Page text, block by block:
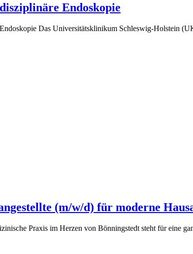
Endoskopie
Das Universitätsklinikum Schleswig-Holstein
(m/w/d) für moderne
Praxis im Herzen von Bönningstedt steht für eine